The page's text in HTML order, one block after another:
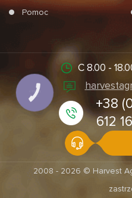
Pomoc
С 8.00 -
+38
612
2008 - 2026 © Harvest
КНОПКА
СВЯЗИ